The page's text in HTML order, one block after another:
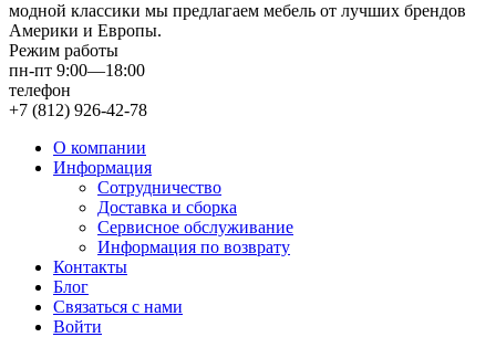
модной классики мы предлагаем мебель от лучших брендов
Америки и Европы.
Режим работы
пн-пт 9:00—18:00
телефон
+7 (812) 926-42-78
О компании
Информация
Сотрудничество
Доставка и сборка
Сервисное обслуживание
Информация по возврату
Контакты
Блог
Связаться с нами
Войти